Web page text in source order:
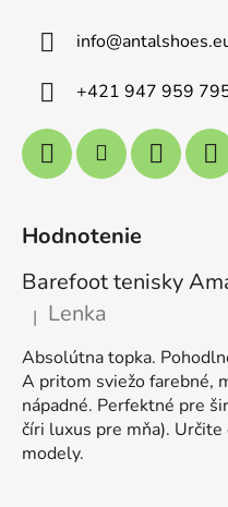
info@
+421 947 959
Hodnotenie
Barefoot tenisky
Hodnotenie produktu je 5
| Lenka
Absolútna topka.
A pritom sviežo farebné,
nápadné. Perfektné pre
číri luxus pre mňa).
modely.